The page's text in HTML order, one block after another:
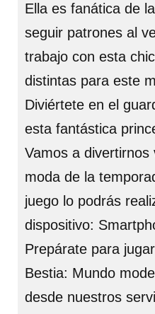
Ella es fanática de
seguir patrones al
trabajo con esta
distintas para este
Diviértete en el
esta fantástica
Vamos a divertirnos
moda de la
juego lo podrás
dispositivo:
Prepárate para
Bestia: Mundo
desde nuestros